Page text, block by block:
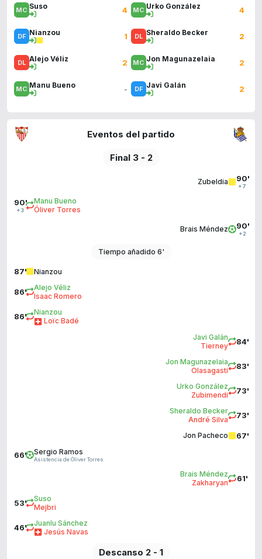
Suso 4
Nianzou 1
Alejo Véliz 2
Manu Bueno -
Urko González 4
Sheraldo Becker 2
Jon Magunazelaia 2
Javi Galán 2
Eventos del partido
Final 3 - 2
90'
+7
Zubeldia
90'
+3
Manu Bueno
Óliver Torres
90'
+2
Brais Méndez
Tiempo añadido 6'
87' Nianzou
86'
Alejo Véliz
Isaac Romero
86'
Nianzou
Loïc Badé
84'
Javi Galán
Tierney
83'
Jon Magunazelaia
Olasagasti
73'
Urko González
Zubimendi
73'
Sheraldo Becker
André Silva
67'
Jon Pacheco
66' Sergio Ramos
Asistencia de Óliver Torres
61'
Brais Méndez
Zakharyan
53'
Suso
Mejbri
46'
Juanlu Sánchez
Jesús Navas
Descanso 2 - 1